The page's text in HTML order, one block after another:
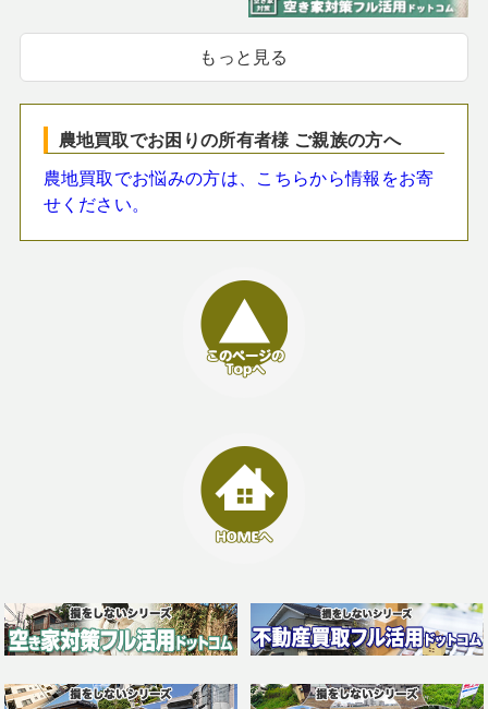
もっと見る
農地買取でお困りの所有者様 ご親族の方へ
農地買取でお悩みの方は、こちらから情報をお寄
せください。